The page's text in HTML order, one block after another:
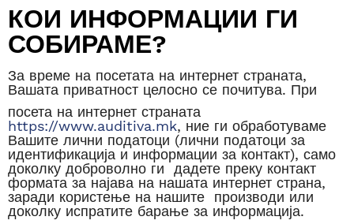
КОИ ИНФОРМАЦИИ ГИ
СОБИРАМЕ?
За време на посетата на интернет страната,
Вашата приватност целосно се почитува. При
посета на интернет страната
https://www.auditiva.mk, ние ги обработуваме
Вашите лични податоци (лични податоци за
идентификација и информации за контакт), само
доколку доброволно ги дадете преку контакт
формата за најава на нашата интернет страна,
заради користење на нашите производи или
доколку испратите барање за информација.